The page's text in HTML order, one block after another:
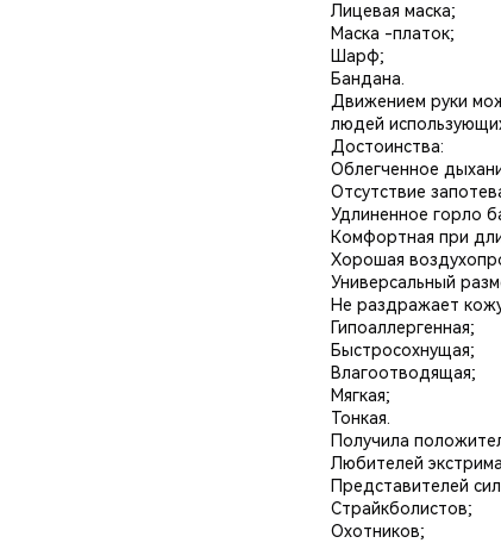
Лицевая маска;
Маска -платок;
Шарф;
Бандана.
Движением руки
людей
Достоинства:
Облегченное
Отсутствие
Удлиненное горло
Комфортная при
Хорошая
Универсальный
Не раздражает
Гипоаллергенная;
Быстросохнущая;
Влагоотводящая;
Мягкая;
Тонкая.
Получила
Любителей
Представителей
Страйкболистов;
Охотников;